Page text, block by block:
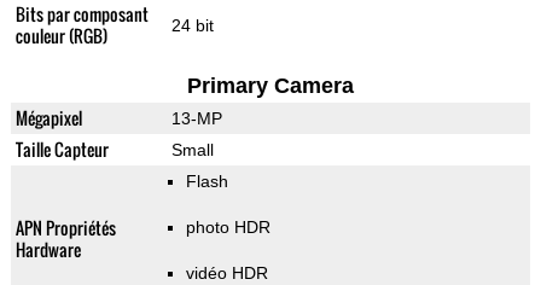
Bits par composant
couleur (RGB)
24 bit
Primary Camera
Mégapixel 13-MP
Taille Capteur Small
APN Propriétés
Hardware
Flash
photo HDR
vidéo HDR